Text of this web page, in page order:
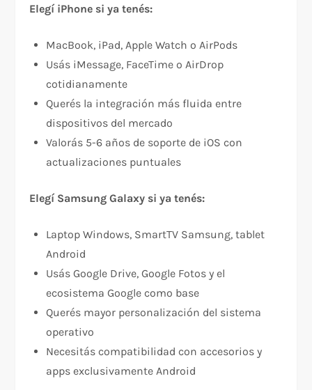
Elegí iPhone si ya tenés:
MacBook, iPad, Apple Watch o AirPods
Usás iMessage, FaceTime o AirDrop
cotidianamente
Querés la integración más fluida entre
dispositivos del mercado
Valorás 5-6 años de soporte de iOS con
actualizaciones puntuales
Elegí Samsung Galaxy si ya tenés:
Laptop Windows, SmartTV Samsung, tablet
Android
Usás Google Drive, Google Fotos y el
ecosistema Google como base
Querés mayor personalización del sistema
operativo
Necesitás compatibilidad con accesorios y
apps exclusivamente Android